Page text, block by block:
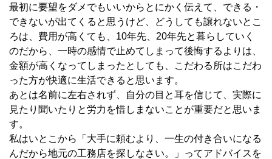
最初に要望をダメでもいいからとにかく伝えて、できる・
できないが出てくると思うけど、どうしても譲れないとこ
ろは、費用が高くても、10年先、20年先と暮らしていく
のだから、一時の感情で止めてしまって後悔するよりは、
金額が高くなってしまったとしても、こだわる所はこだわ
った方が快適に生活できると思います。
あとは名前に左右されず、自分の目と耳を信じて、実際に
見たり聞いたりと労力を惜しまないことが重要だと思いま
す。
私はいとこから「大手に頼むより、一生の付き合いになる
んだから地元の工務店を探しなさい。」ってアドバイスを